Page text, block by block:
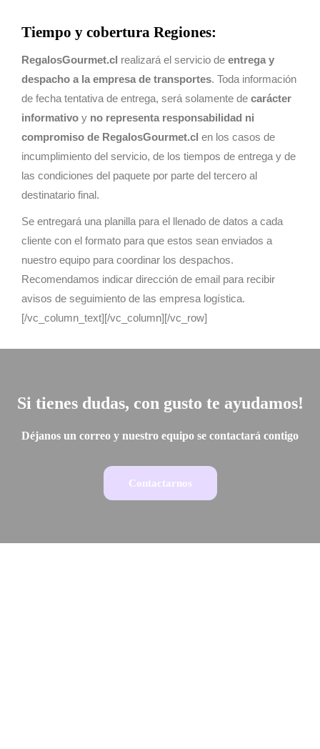
Tiempo y cobertura Regiones:
RegalosGourmet.cl realizará el servicio de entrega y
despacho a la empresa de transportes. Toda información
de fecha tentativa de entrega, será solamente de carácter
informativo y no representa responsabilidad ni
compromiso de RegalosGourmet.cl en los casos de
incumplimiento del servicio, de los tiempos de entrega y de
las condiciones del paquete por parte del tercero al
destinatario final.
Se entregará una planilla para el llenado de datos a cada
cliente con el formato para que estos sean enviados a
nuestro equipo para coordinar los despachos.
Recomendamos indicar dirección de email para recibir
avisos de seguimiento de las empresa logística.
[/vc_column_text][/vc_column][/vc_row]
Si tienes dudas, con gusto te ayudamos!
Déjanos un correo y nuestro equipo se contactará contigo
Contactarnos